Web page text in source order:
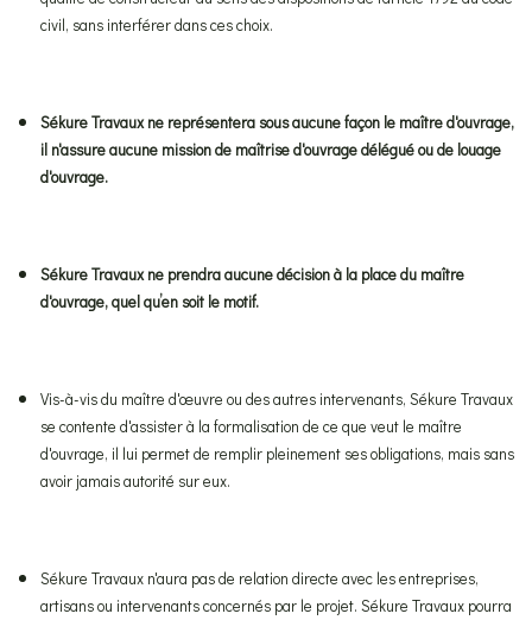
civil, sans interférer dans ces choix.
Sékure Travaux ne représentera sous aucune façon le maître d'ouvrage,
il n'assure aucune mission de maîtrise d'ouvrage délégué ou de louage
d'ouvrage.
Sékure Travaux ne prendra aucune décision à la place du maître
d'ouvrage, quel qu’en soit le motif.
Vis-à-vis du maître d'œuvre ou des autres intervenants, Sékure Travaux
se contente d'assister à la formalisation de ce que veut le maître
d'ouvrage, il lui permet de remplir pleinement ses obligations, mais sans
avoir jamais autorité sur eux.
Sékure Travaux n'aura pas de relation directe avec les entreprises,
artisans ou intervenants concernés par le projet. Sékure Travaux pourra